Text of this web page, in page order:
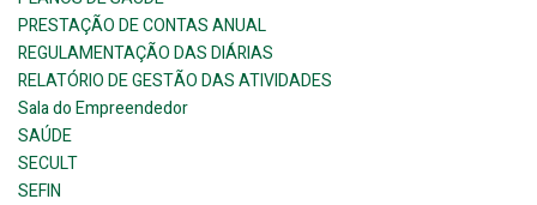
PRESTAÇÃO DE CONTAS ANUAL
REGULAMENTAÇÃO DAS DIÁRIAS
RELATÓRIO DE GESTÃO DAS ATIVIDADES
Sala do Empreendedor
SAÚDE
SECULT
SEFIN